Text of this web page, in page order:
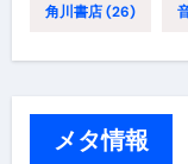
角川書店(26)
メタ情報